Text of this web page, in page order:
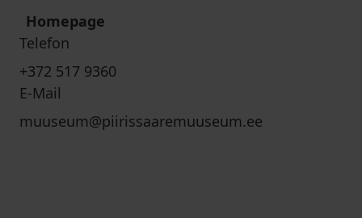
Homepage
Telefon
+372 517 9360
E-Mail
muuseum@piirissaaremuuseum.ee